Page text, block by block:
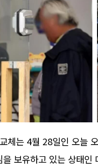
체는 4월 28일인 오늘
보유하고 있는 상태